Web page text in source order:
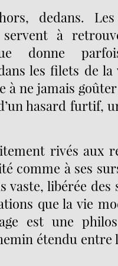
dedans.
servent à
donne
les filets de
à ne jamais
hasard furtif,
rivés aux
comme à ses
vaste, libérée des
que la vie
est une
étendu entre